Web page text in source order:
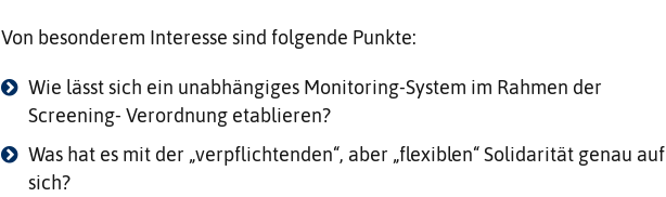
Von besonderem Interesse sind folgende Punkte:
Wie lässt sich ein unabhängiges Monitoring-System im Rahmen der
Screening- Verordnung etablieren?
Was hat es mit der „verpflichtenden“, aber „flexiblen“ Solidarität genau auf
sich?